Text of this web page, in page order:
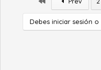
Debes iniciar sesión